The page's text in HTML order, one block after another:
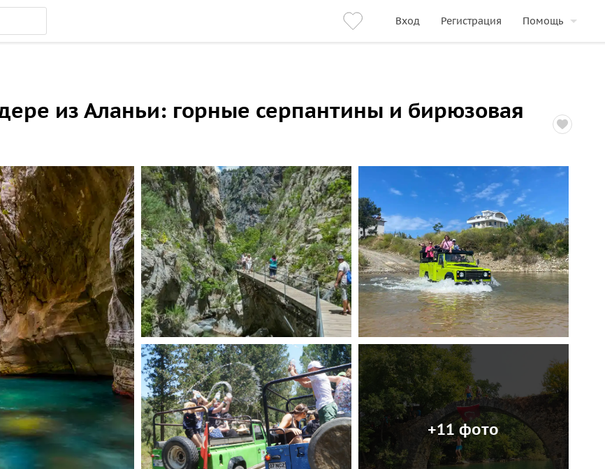
Вход Регистрация Помощь
из Аланьи: горные серпантины и бирюзовая
+11 фото